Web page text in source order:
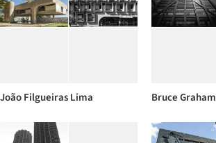
João Filgueiras Lima Bruce Graham